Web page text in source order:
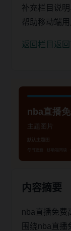
补充栏目说
帮助移动端
返回栏目 返
内容摘要
nba直播免费
围绕nba直播